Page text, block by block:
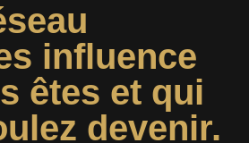
influence
êtes et qui
devenir.